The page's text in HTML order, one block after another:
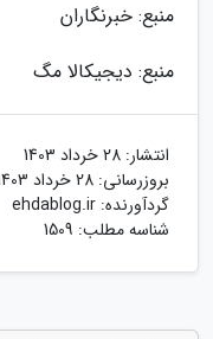
منبع: خبرنگاران
منبع: دیجیکالا مگ
انتشار: 28 خرداد 1403
بروزرسانی: 28 خرداد 1403
گردآورنده: ehdablog.ir
شناسه مطلب: 1509